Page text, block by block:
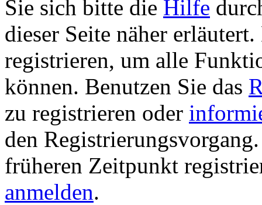
Sie sich bitte die Hilfe
dieser Seite näher
registrieren, um alle
können. Benutzen Sie das
zu registrieren oder
den
früheren Zeitpunkt
anmelden.